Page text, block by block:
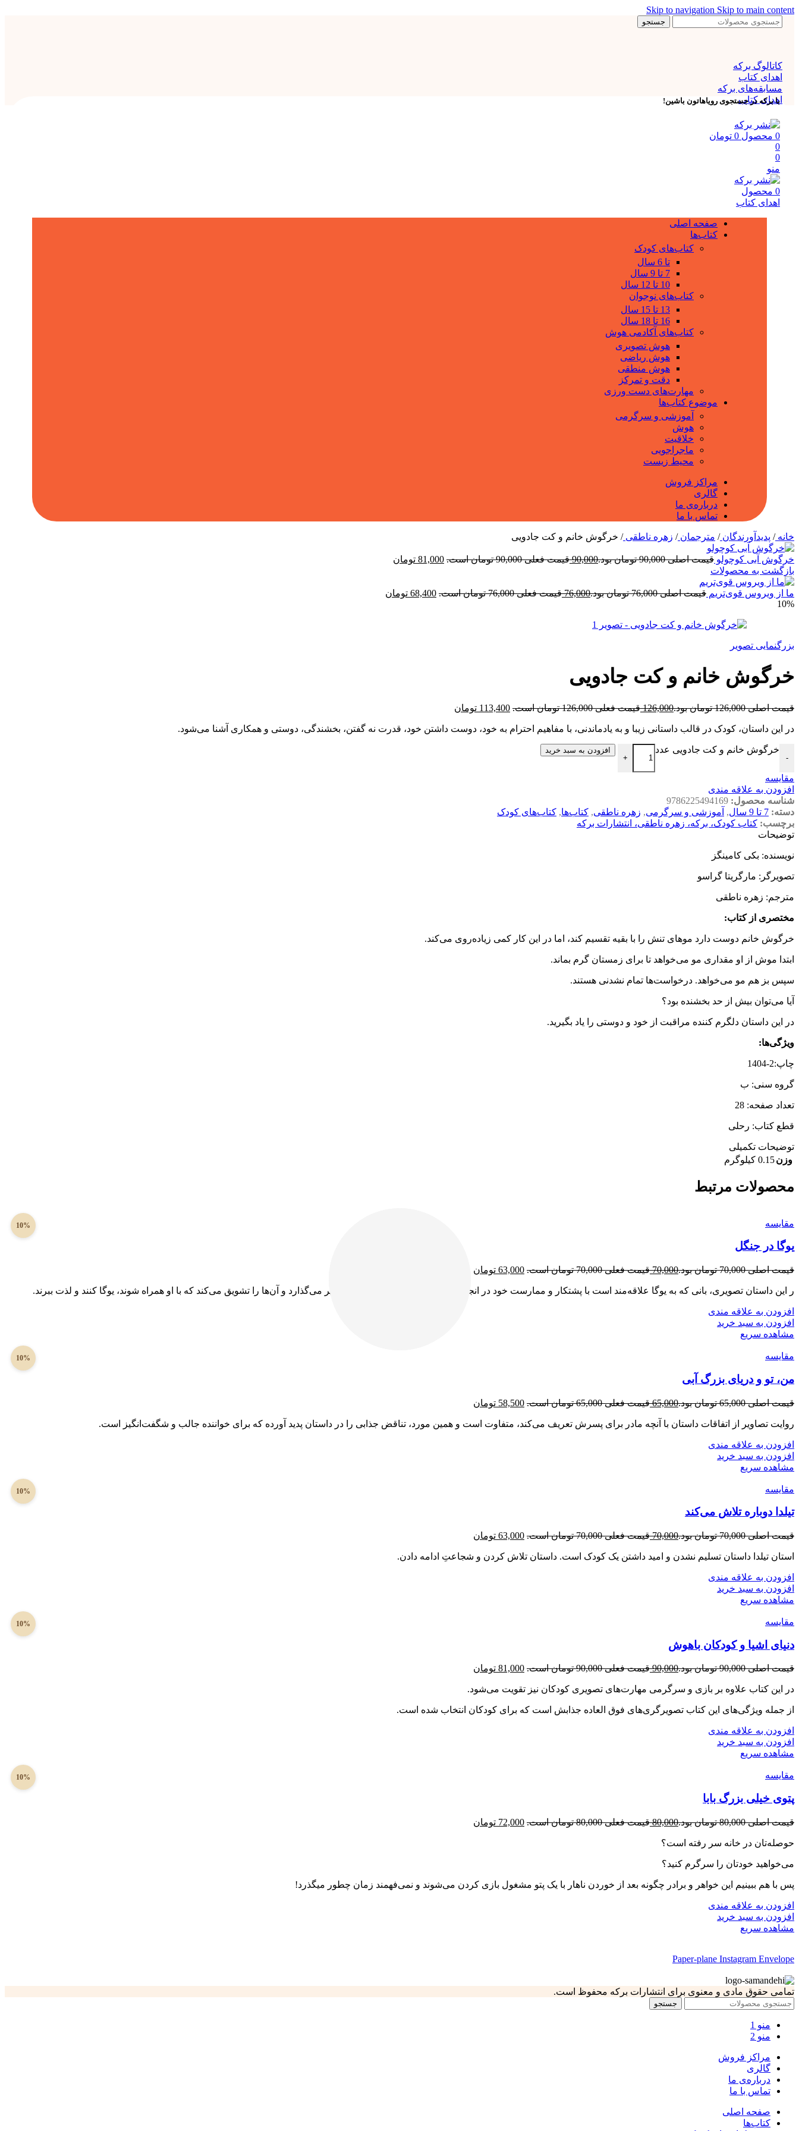
Skip to navigation Skip to main content
جستجو
کاتالوگ برکه
اهدای کتاب
مسابقه‌های برکه
اهدای کتاب
با برکه در جستجوی رویاهاتون باشین!
0 محصول 0 تومان
0
0
منو
0 محصول
اهدای کتاب
صفحه اصلی
کتاب‌ها
کتاب‌های کودک
تا 6 سال
7 تا 9 سال
10 تا 12 سال
کتاب‌های نوجوان
13 تا 15 سال
16 تا 18 سال
کتاب‌های آکادمی هوش
هوش تصویری
هوش ریاضی
هوش منطقی
دقت و تمرکز
مهارت‌های دست ورزی
موضوع کتاب‌ها
آموزشی و سرگرمی
هوش
خلاقیت
ماجراجویی
محیط زیست
مراکز فروش
گالری
درباره‌ی ما
تماس با ما
خانه/ پدیدآورندگان/ مترجمان/ زهره ناطقی/ خرگوش خانم و کت جادویی
خرگوش آبی کوچولو قیمت اصلی 90,000 تومان بود. 90,000 قیمت فعلی 90,000 تومان است. 81,000 تومان
بازگشت به محصولات
ما از ویروس قوی‌تریم قیمت اصلی 76,000 تومان بود. 76,000 قیمت فعلی 76,000 تومان است. 68,400 تومان
10%
بزرگنمایی تصویر
خرگوش خانم و کت جادویی
قیمت اصلی 126,000 تومان بود. 126,000 قیمت فعلی 126,000 تومان است. 113,400 تومان
در این داستان، کودک در قالب داستانی زیبا و به یادماندنی، با مفاهیم احترام به خود، دوست داشتن خود، قدرت نه گفتن، بخشندگی، دوستی و همکاری آشنا می‌شود.
-
خرگوش خانم و کت جادویی عدد
+
افزودن به سبد خرید
مقایسه
افزودن به علاقه مندی
شناسه محصول: 9786225494169
دسته: 7 تا 9 سال , آموزشی و سرگرمی, زهره ناطقی, کتاب‌ها, کتاب‌های کودک
برچسب: کتاب کودک، برکه، زهره ناطقی، انتشارات برکه
توضیحات
نویسنده: بکی کامینگز
تصویرگر: مارگریتا گراسو
مترجم: زهره ناطقی
مختصری از کتاب:
خرگوش خانم دوست دارد موهای تنش را با بقیه تقسیم کند، اما در این کار کمی زیاده‌روی می‌کند.
ابتدا موش از او مقداری مو می‌خواهد تا برای زمستان گرم بماند.
سپس بز هم مو می‌خواهد. درخواست‌ها تمام نشدنی هستند.
آیا می‌توان بیش از حد بخشنده بود؟
در این داستان دلگرم کننده مراقبت از خود و دوستی را یاد بگیرید.
ویژگی‌ها:
چاپ:2-1404
گروه سنی: ب
تعداد صفحه: 28
قطع کتاب: رحلی
توضیحات تکمیلی
وزن0.15 کیلوگرم
محصولات مرتبط
10% مقایسه
یوگا در جنگل
قیمت اصلی 70,000 تومان بود. 70,000 قیمت فعلی 70,000 تومان است. 63,000 تومان
ر این داستان تصویری، بانی که به یوگا علاقه‌مند است با پشتکار و ممارست خود در انجام حرکات یوگا بر روی دوستانش تأثیر می‌گذارد و آن‌ها را تشویق می‌کند که با او همراه شوند، یوگا کنند و لذت ببرند.
افزودن به علاقه مندی
افزودن به سبد خرید
مشاهده سریع
10% مقایسه
من، تو و دریای بزرگ آبی
قیمت اصلی 65,000 تومان بود. 65,000 قیمت فعلی 65,000 تومان است. 58,500 تومان
روایت تصاویر از اتفاقات داستان با آنچه مادر برای پسرش تعریف می‌کند، متفاوت است و همین مورد، تناقض جذابی را در داستان پدید آورده که برای خواننده جالب و شگفت‌انگیز است.
افزودن به علاقه مندی
افزودن به سبد خرید
مشاهده سریع
10% مقایسه
تیلدا دوباره تلاش می‌کند
قیمت اصلی 70,000 تومان بود. 70,000 قیمت فعلی 70,000 تومان است. 63,000 تومان
استان تیلدا داستان تسلیم نشدن و امید داشتن یک کودک است. داستان تلاش کردن و شجاعتِ ادامه دادن.
افزودن به علاقه مندی
افزودن به سبد خرید
مشاهده سریع
10% مقایسه
دنیای اشیا و کودکان باهوش
قیمت اصلی 90,000 تومان بود. 90,000 قیمت فعلی 90,000 تومان است. 81,000 تومان
در این کتاب علاوه بر بازی و سرگرمی مهارت‌های تصویری کودکان نیز تقویت می‌شود.
از جمله ویژگی‌های این کتاب تصویرگری‌های فوق العاده جذابش است که برای کودکان انتخاب شده است.
افزودن به علاقه مندی
افزودن به سبد خرید
مشاهده سریع
10% مقایسه
پتوی خیلی بزرگ بابا
قیمت اصلی 80,000 تومان بود. 80,000 قیمت فعلی 80,000 تومان است. 72,000 تومان
حوصله‌تان در خانه سر رفته است؟
می‌خواهید خودتان را سرگرم کنید؟
پس با هم ببینیم این خواهر و برادر چگونه بعد از خوردن ناهار با یک پتو مشغول بازی کردن می‌شوند و نمی‌فهمند زمان چطور میگذرد!
افزودن به علاقه مندی
افزودن به سبد خرید
مشاهده سریع
Paper-plane Instagram Envelope
تمامی حقوق مادی و معنوی برای انتشارات برکه محفوظ است.
جستجو
منو 1
منو 2
مراکز فروش
گالری
درباره‌ی ما
تماس با ما
صفحه اصلی
کتاب‌ها